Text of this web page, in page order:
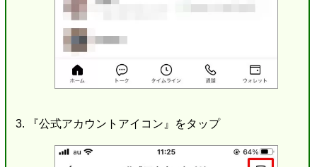
『公式アカウントアイコン』をタップ